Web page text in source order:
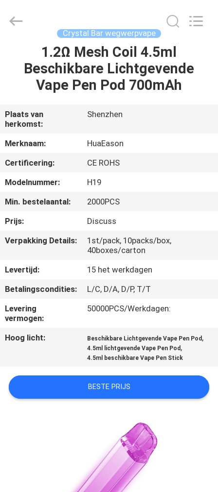
PRODUCTEN
VIDEO'S
ONGEVEER
ONS
KWALITEITSCONTROLE
OM
EEN
CITAAT
SITEMAP
POLICY
Rights
Crystal Bar wegwerpvape
1.2Ω Mesh Coil 4.5ml
Beschikbare Lichtgevende
Vape Pen Pod 700mAh
Plaats van
herkomst:
Shenzhen
Merknaam:
HuaEason
Certificering:
CE ROHS
Modelnummer:
H19
Min. bestelaantal:
2000PCS
Prijs:
Discuss
Verpakking Details:
1st/pack, 10packs/box,
40boxes/carton
Levertijd:
15 het werkdagen
Betalingscondities:
L/C, D/A, D/P, T/T
Levering
vermogen:
50000PCS/Werkdagen:
Hoog licht: Beschikbare Lichtgevende Vape Pen Pod ,
4.5ml lichtgevende Vape Pen Pod ,
4.5ml beschikbare Vape Pen Stick
BESTE PRIJS